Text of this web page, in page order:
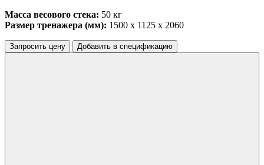
Масса весового стека: 50 кг
Размер тренажера (мм): 1500 x 1125 x 2060
Запросить цену Добавить в спецификацию